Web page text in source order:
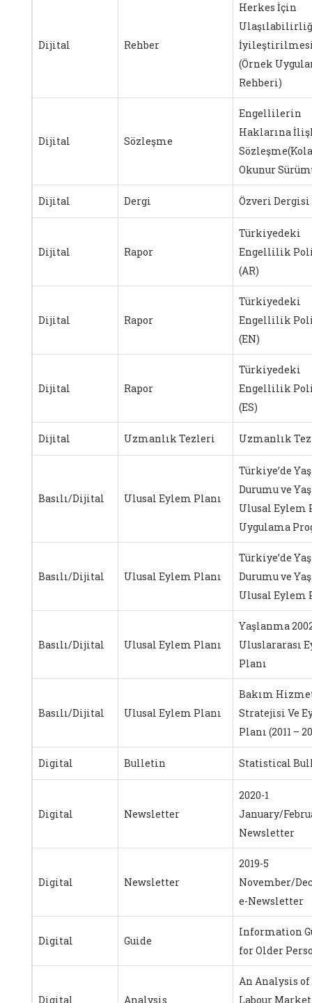
Dijital Rehber
Herkes İçin
(Örnek
Rehberi)
Dijital Sözleşme
Engellilerin
Haklarına
Okunur
Dijital Dergi Özveri Dergisi
Dijital Rapor
Türkiyedeki
Engellilik
(AR)
Dijital Rapor
Türkiyedeki
Engellilik
(EN)
Dijital Rapor
Türkiyedeki
Engellilik
(ES)
Dijital Uzmanlık Tezleri Uzmanlık
Basılı/Dijital Ulusal Eylem Planı
Türkiye’de
Durumu ve
Ulusal Eylem
Uygulama
Basılı/Dijital Ulusal Eylem Planı
Türkiye’de
Durumu ve
Ulusal Eylem
Basılı/Dijital Ulusal Eylem Planı
Yaşlanma
Uluslararası
Planı
Basılı/Dijital Ulusal Eylem Planı
Bakım
Stratejisi Ve
Planı (2011 –
Digital Bulletin Statistical
Digital Newsletter
2020-1
January/
Newsletter
Digital Newsletter
2019-5
November/
e-Newsletter
Digital Guide
Information
for Older
Digital Analysis
An Analysis
Labour Market